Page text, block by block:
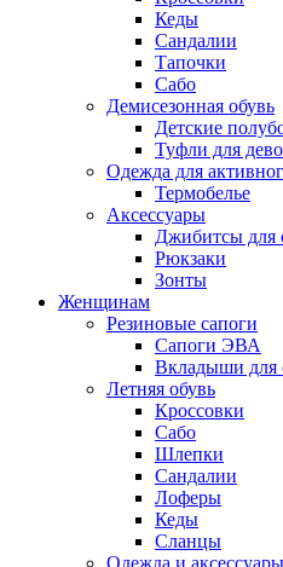
Кеды
Сандалии
Тапочки
Сабо
Демисезонная обувь
Детские
Туфли для
Одежда для
Термобелье
Аксессуары
Джибитсы для
Рюкзаки
Зонты
Женщинам
Резиновые сапоги
Cапоги ЭВА
Вкладыши для
Летняя обувь
Кроссовки
Сабо
Шлепки
Сандалии
Лоферы
Кеды
Сланцы
Одежда и аксессуары